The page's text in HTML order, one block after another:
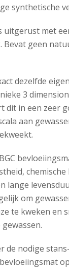
synthetische
uitgerust met
Bevat geen
dezelfde
3
dit in een zeer
aan
lange
om
te kweken en
de nodige